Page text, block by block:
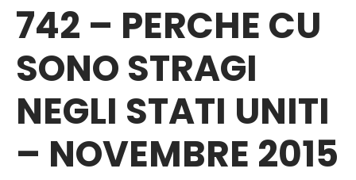
742 – PERCHE CU
SONO STRAGI
NEGLI STATI UNITI
– NOVEMBRE 2015